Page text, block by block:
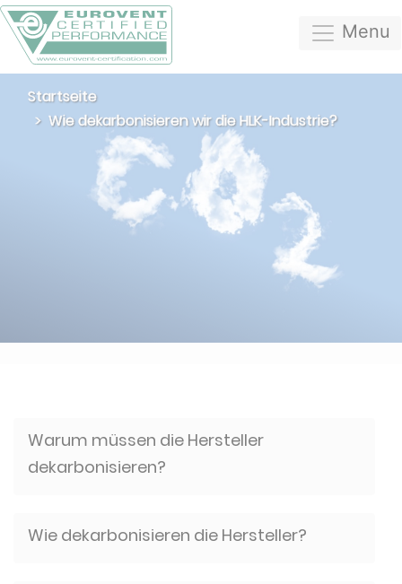
Menu
Startseite
Wie dekarbonisieren wir die HLK-Industrie?
Warum müssen die Hersteller
dekarbonisieren?
Wie dekarbonisieren die Hersteller?